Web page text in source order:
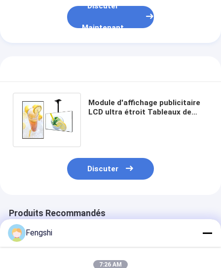
Discuter
Maintenant
Module d'affichage publicitaire
LCD ultra étroit Tableaux de
Discuter
Produits Recommandés
Fengshi
7:26 AM